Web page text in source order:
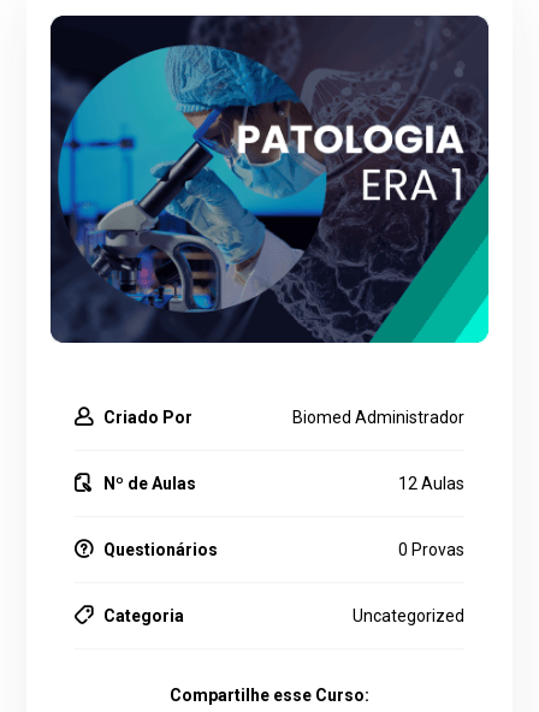
Criado Por Biomed Administrador
Nº de Aulas 12 Aulas
Questionários 0 Provas
Categoria Uncategorized
Compartilhe esse Curso: